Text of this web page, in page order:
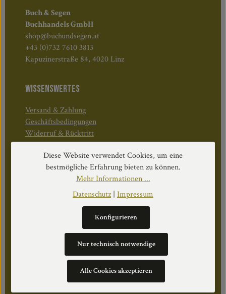
Buch & Segen
Buchhandels GmbH
shop@buchundsegen.at
+43 (0)732 7610 3813
Kapuzinerstraße 84, 4020 Linz
WISSENSWERTES
Versand & Zahlung
Geschäftsbedingungen
Widerruf & Rücktritt
Öffnungszeiten:
Mo–Do: 08:30–17:00 Uhr
Fr: 08:30–12:30 Uhr
Diese Website verwendet Cookies, um eine
bestmögliche Erfahrung bieten zu können.
Mehr Informationen ...
Datenschutz| Impressum
Nur technisch notwendige
Konfigurieren
Alle Cookies akzeptieren